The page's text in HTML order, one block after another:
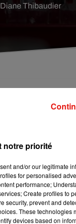
Thibaudier
dans l'Yèvre, à
victime dontune
ce jeudi 5
. Et aucune
criminelle.
retrouvés
notre priorité
and/or our legitimate
for personalised
performance;
Create profiles to
security, prevent and
These technologies
devices based on